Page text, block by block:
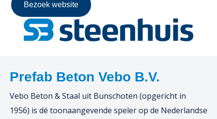
Bezoek website
Prefab Beton Vebo B.V.
Vebo Beton & Staal uit Bunschoten (opgericht in
1956) is dé toonaangevende speler op de Nederlandse